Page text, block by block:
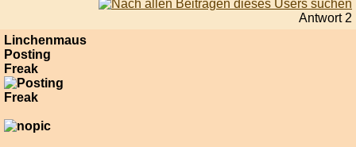
Antwort 2
Linchenmaus
Posting
Freak